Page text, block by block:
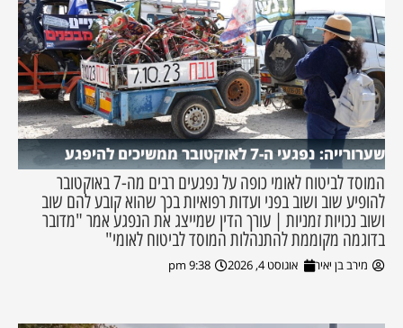
שערורייה: נפגעי ה-7 לאוקטובר ממשיכים להיפגע
המוסד לביטוח לאומי כופה על נפגעים רבים מה-7 באוקטובר
להופיע שוב ושוב בפני ועדות רפואיות בכך שהוא קובע להם שוב
ושוב נכויות זמניות | עורך הדין שמייצג את הנפגע אמר "מדובר
בדוגמה מקוממת להתנהלות המוסד לביטוח לאומי"
מירב בן יאיר אוגוסט 4, 2026 9:38 pm